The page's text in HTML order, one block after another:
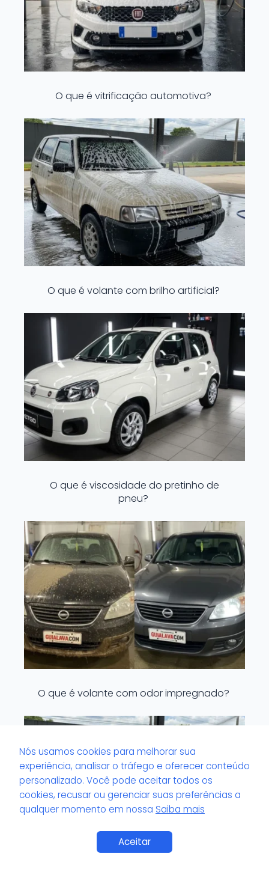
O que é vitrificação automotiva?
O que é volante com brilho artificial?
O que é viscosidade do pretinho de
pneu?
O que é volante com odor impregnado?
Nós usamos cookies para melhorar sua
experiência, analisar o tráfego e oferecer conteúdo
personalizado. Você pode aceitar todos os
cookies, recusar ou gerenciar suas preferências a
qualquer momento em nossa Saiba mais
Aceitar